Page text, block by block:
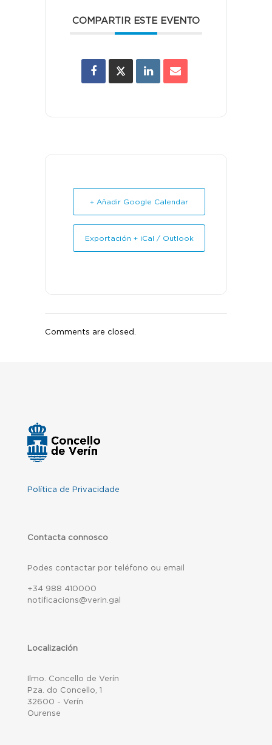
COMPARTIR ESTE EVENTO
+ Añadir Google Calendar
Exportación + iCal / Outlook
Comments are closed.
Política de Privacidade
Contacta connosco
Podes contactar por teléfono ou email
+34 988 410000
notificacions@verin.gal
Localización
Ilmo. Concello de Verín
Pza. do Concello, 1
32600 - Verín
Ourense